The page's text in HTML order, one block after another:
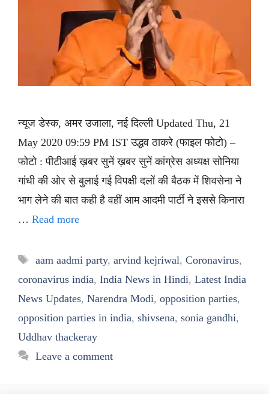
न्यूज डेस्क, अमर उजाला, नई दिल्ली Updated Thu, 21
May 2020 09:59 PM IST उद्धव ठाकरे (फाइल फोटो) –
फोटो : पीटीआई ख़बर सुनें ख़बर सुनें कांग्रेस अध्यक्ष सोनिया
गांधी की ओर से बुलाई गई विपक्षी दलों की बैठक में शिवसेना ने
भाग लेने की बात कही है वहीं आम आदमी पार्टी ने इससे किनारा
… Read more
Tags
aam aadmi party, arvind kejriwal, Coronavirus,
coronavirus india, India News in Hindi, Latest India
News Updates, Narendra Modi, opposition parties,
opposition parties in india, shivsena, sonia gandhi,
Uddhav thackeray
Leave a comment